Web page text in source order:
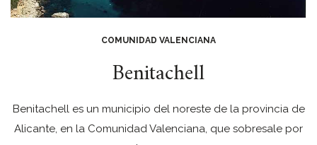
COMUNIDAD VALENCIANA
Benitachell
Benitachell es un municipio del noreste de la provincia de
Alicante, en la Comunidad Valenciana, que sobresale por